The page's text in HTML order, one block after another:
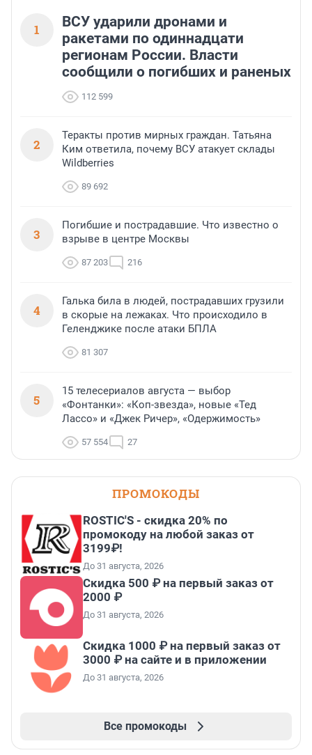
1
ВСУ ударили дронами и
ракетами по одиннадцати
регионам России. Власти
сообщили о погибших и раненых
112 599
2
Теракты против мирных граждан. Татьяна
Ким ответила, почему ВСУ атакует склады
Wildberries
89 692
3
Погибшие и пострадавшие. Что известно о
взрыве в центре Москвы
87 203 216
4
Галька била в людей, пострадавших грузили
в скорые на лежаках. Что происходило в
Геленджике после атаки БПЛА
81 307
5
15 телесериалов августа — выбор
«Фонтанки»: «Коп-звезда», новые «Тед
Лассо» и «Джек Ричер», «Одержимость»
57 554 27
ПРОМОКОДЫ
ROSTIC'S - скидка 20% по
промокоду на любой заказ от
3199₽!
До 31 августа, 2026
Скидка 500 ₽ на первый заказ от
2000 ₽
До 31 августа, 2026
Скидка 1000 ₽ на первый заказ от
3000 ₽ на сайте и в приложении
До 31 августа, 2026
Все промокоды